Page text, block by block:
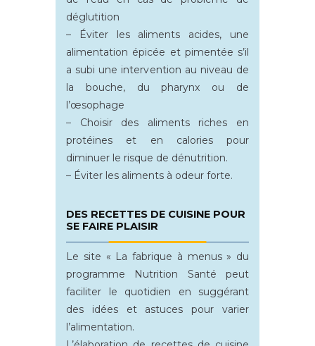
déglutition
– Éviter les aliments acides, une
alimentation épicée et pimentée s’il
a subi une intervention au niveau de
la bouche, du pharynx ou de
l’œsophage
– Choisir des aliments riches en
protéines et en calories pour
diminuer le risque de dénutrition.
– Éviter les aliments à odeur forte.
DES RECETTES DE CUISINE POUR
SE FAIRE PLAISIR
Le site « La fabrique à menus » du
programme Nutrition Santé peut
faciliter le quotidien en suggérant
des idées et astuces pour varier
l’alimentation.